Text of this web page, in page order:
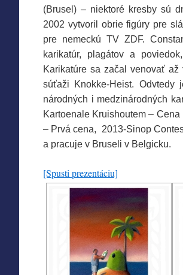
(Brusel) – niektoré kresby sú
2002 vytvoril obrie figúry pre
pre nemeckú TV ZDF.
karikatúr, plagátov a
Karikatúre sa začal venovať
súťaži Knokke-Heist. Odvtedy
národných i medzinárodných
Kartoenale Kruishoutem –
– Prvá cena, 2013-Sinop
a pracuje v Bruseli v Belgicku.
[Spusti prezentáciu]